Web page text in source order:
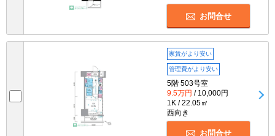
お問合せ
家賃がより安い
管理費がより安い
5階 503号室
9.5万円 / 10,000円
1K / 22.05㎡
西向き
お問合せ